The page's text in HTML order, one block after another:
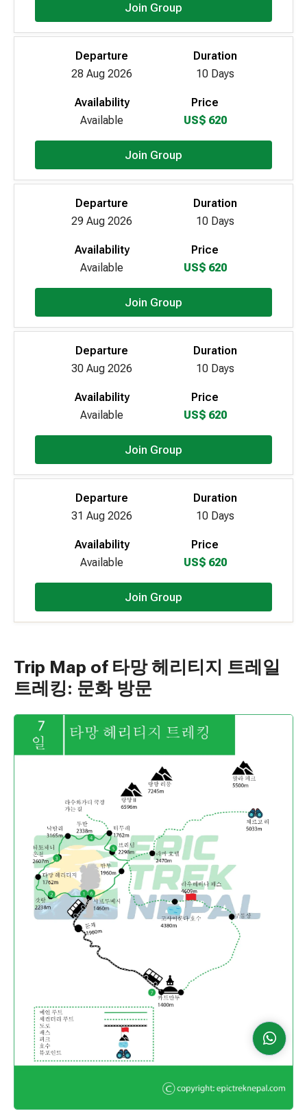
Join Group
Departure
28 Aug 2026
Duration
10 Days
Availability
Available
Price
US$ 620
Join Group
Departure
29 Aug 2026
Duration
10 Days
Availability
Available
Price
US$ 620
Join Group
Departure
30 Aug 2026
Duration
10 Days
Availability
Available
Price
US$ 620
Join Group
Departure
31 Aug 2026
Duration
10 Days
Availability
Available
Price
US$ 620
Join Group
Trip Map of 타망 헤리티지 트레일
트레킹: 문화 방문